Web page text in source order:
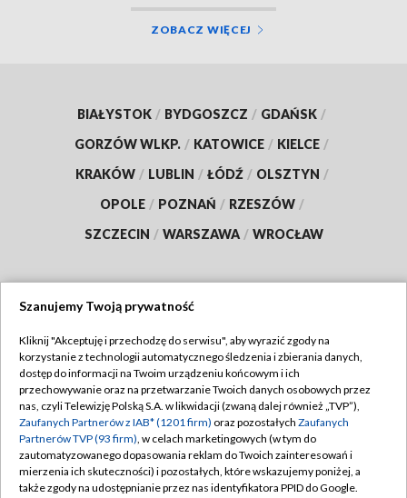
ZOBACZ WIĘCEJ
BIAŁYSTOK / BYDGOSZCZ / GDAŃSK /
GORZÓW WLKP. / KATOWICE / KIELCE /
KRAKÓW / LUBLIN / ŁÓDŹ / OLSZTYN /
OPOLE / POZNAŃ / RZESZÓW /
SZCZECIN / WARSZAWA / WROCŁAW
TVP
Abonament TVP
Emisja w TVP
Centrum informacji TVP
Naziemna Telewizja Cyfrowa
Regulamin TVP
Polityka prywatności
Moje zgody
Pomoc
Szanujemy Twoją prywatność
Kliknij "Akceptuję i przechodzę do serwisu", aby wyrazić zgody na
korzystanie z technologii automatycznego śledzenia i zbierania danych,
dostęp do informacji na Twoim urządzeniu końcowym i ich
przechowywanie oraz na przetwarzanie Twoich danych osobowych przez
nas, czyli Telewizję Polską S.A. w likwidacji (zwaną dalej również „TVP”),
Zaufanych Partnerów z IAB* (1201 firm) oraz pozostałych Zaufanych
Partnerów TVP (93 firm), w celach marketingowych (w tym do
zautomatyzowanego dopasowania reklam do Twoich zainteresowań i
mierzenia ich skuteczności) i pozostałych, które wskazujemy poniżej, a
także zgody na udostępnianie przez nas identyfikatora PPID do Google.